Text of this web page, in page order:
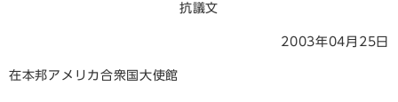
抗議文
2003年04月25日
在本邦アメリカ合衆国大使館